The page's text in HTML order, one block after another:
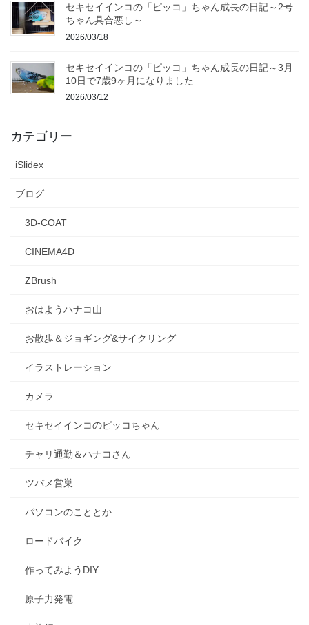
セキセイインコの「ピッコ」ちゃん成長の日記～2号
ちゃん具合悪し～
2026/03/18
セキセイインコの「ピッコ」ちゃん成長の日記～3月
10日で7歳9ヶ月になりました
2026/03/12
カテゴリー
iSlidex
ブログ
3D-COAT
CINEMA4D
ZBrush
おはようハナコ山
お散歩＆ジョギング&サイクリング
イラストレーション
カメラ
セキセイインコのピッコちゃん
チャリ通勤＆ハナコさん
ツバメ営巣
パソコンのこととか
ロードバイク
作ってみようDIY
原子力発電